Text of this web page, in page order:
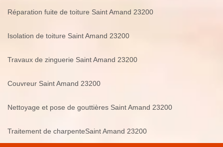
Réparation fuite de toiture Saint Amand 23200
Isolation de toiture Saint Amand 23200
Travaux de zinguerie Saint Amand 23200
Couvreur Saint Amand 23200
Nettoyage et pose de gouttières Saint Amand 23200
Traitement de charpenteSaint Amand 23200